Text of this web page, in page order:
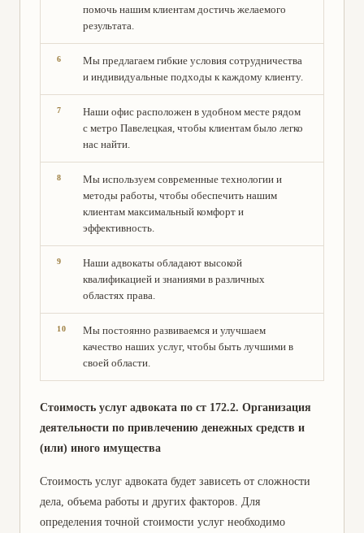
помочь нашим клиентам достичь желаемого
результата.
Мы предлагаем гибкие условия сотрудничества
и индивидуальные подходы к каждому клиенту.
Наши офис расположен в удобном месте рядом
с метро Павелецкая, чтобы клиентам было легко
нас найти.
Мы используем современные технологии и
методы работы, чтобы обеспечить нашим
клиентам максимальный комфорт и
эффективность.
Наши адвокаты обладают высокой
квалификацией и знаниями в различных
областях права.
Мы постоянно развиваемся и улучшаем
качество наших услуг, чтобы быть лучшими в
своей области.
Стоимость услуг адвоката по ст 172.2. Организация
деятельности по привлечению денежных средств и
(или) иного имущества
Стоимость услуг адвоката будет зависеть от сложности
дела, объема работы и других факторов. Для
определения точной стоимости услуг необходимо